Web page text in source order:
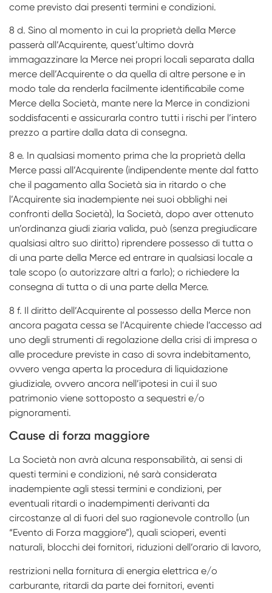
come previsto dai presenti termini e condizioni.
8 d. Sino al momento in cui la proprietà della Merce
passerà all’Acquirente, quest’ultimo dovrà
immagazzinare la Merce nei propri locali separata dalla
merce dell’Acquirente o da quella di altre persone e in
modo tale da renderla facilmente identificabile come
Merce della Società, mante­ nere la Merce in condizioni
soddisfacenti e assicurarla contro tutti i rischi per l’intero
prezzo a partire dalla data di consegna.
8 e. In qualsiasi momento prima che la proprietà della
Merce passi all’Acquirente (indipendente­ mente dal fatto
che il pagamento alla Società sia in ritardo o che
l’Acquirente sia inadempiente nei suoi obblighi nei
confronti della Società), la Società, dopo aver ottenuto
un’ordinanza giudi­ ziaria valida, può (senza pregiudicare
qualsiasi altro suo diritto) riprendere possesso di tutta o
di una parte della Merce ed entrare in qualsiasi locale a
tale scopo (o autorizzare altri a farlo); o richiedere la
consegna di tutta o di una parte della Merce.
8 f. Il diritto dell’Acquirente al possesso della Merce non
ancora pagata cessa se l’Acquirente chiede l’accesso ad
uno degli strumenti di regolazione della crisi di impresa o
alle procedure previste in caso di sovra indebitamento,
ovvero venga aperta la procedura di liquidazione
giudiziale, ovvero ancora nell’ipotesi in cui il suo
patrimonio viene sottoposto a sequestri e/o
pignoramenti.
Cause di forza maggiore
La Società non avrà alcuna responsabilità, ai sensi di
questi termini e condizioni, né sarà considerata
inadempiente agli stessi termini e condizioni, per
eventuali ritardi o inadempimenti derivanti da
circostanze al di fuori del suo ragionevole controllo (un
“Evento di Forza maggiore”), quali scioperi, eventi
naturali, blocchi dei fornitori, riduzioni dell’orario di lavoro,
restrizioni nella fornitura di energia elettrica e/o
carburante, ritardi da parte dei fornitori, eventi